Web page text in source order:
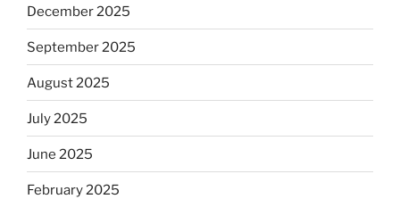
December 2025
September 2025
August 2025
July 2025
June 2025
February 2025